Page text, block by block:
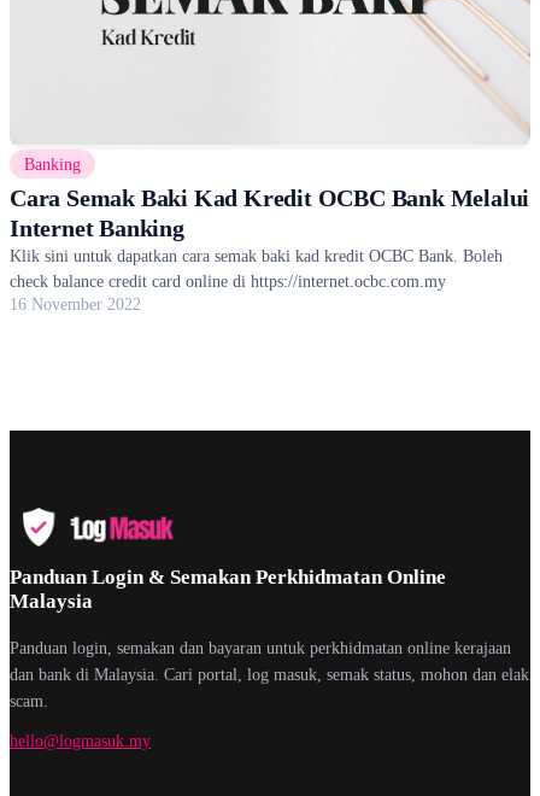
Banking
Cara Semak Baki Kad Kredit OCBC Bank Melalui
Internet Banking
Klik sini untuk dapatkan cara semak baki kad kredit OCBC Bank. Boleh
check balance credit card online di https://internet.ocbc.com.my
16 November 2022
Panduan Login & Semakan Perkhidmatan Online
Malaysia
Panduan login, semakan dan bayaran untuk perkhidmatan online kerajaan
dan bank di Malaysia. Cari portal, log masuk, semak status, mohon dan elak
scam.
hello@logmasuk.my